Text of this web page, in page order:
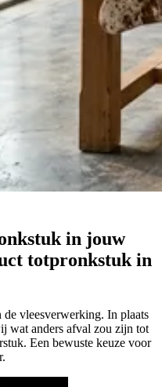
in jouw
totpronkstuk in
vleesverwerking. In plaats
wat anders afval zou zijn tot
Een bewuste keuze voor